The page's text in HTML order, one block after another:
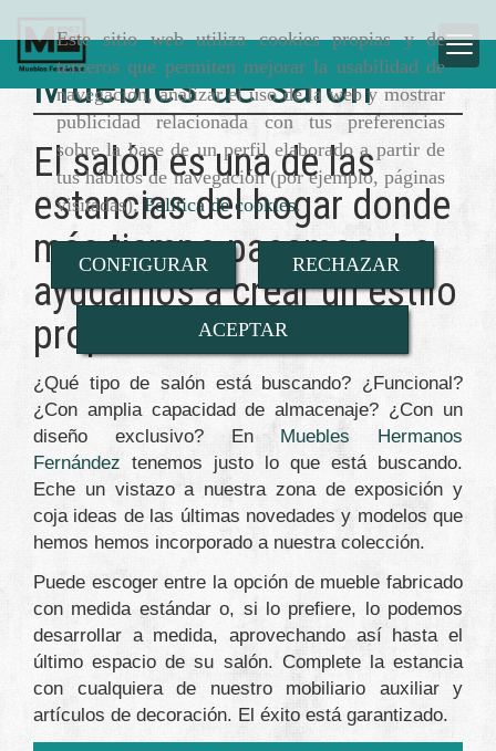
Este sitio web utiliza cookies propias y de
terceros que permiten mejorar la usabilidad de
navegación, analizar el uso de la web y mostrar
publicidad relacionada con tus preferencias
sobre la base de un perfil elaborado a partir de
tus hábitos de navegación (por ejemplo, páginas
visitadas). Política de cookies.
CONFIGURAR RECHAZAR
ACEPTAR
Muebles de salón
El salón es una de las
estancias del hogar donde
más tiempo pasamos. Le
ayudamos a crear un estilo
propio
¿Qué tipo de salón está buscando? ¿Funcional?
¿Con amplia capacidad de almacenaje? ¿Con un
diseño exclusivo? En Muebles Hermanos
Fernández tenemos justo lo que está buscando.
Eche un vistazo a nuestra zona de exposición y
coja ideas de las últimas novedades y modelos que
hemos hemos incorporado a nuestra colección.
Puede escoger entre la opción de mueble fabricado
con medida estándar o, si lo prefiere, lo podemos
desarrollar a medida, aprovechando así hasta el
último espacio de su salón. Complete la estancia
con cualquiera de nuestro mobiliario auxiliar y
artículos de decoración. El éxito está garantizado.